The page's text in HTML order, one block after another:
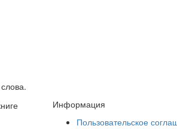
Информация
Пользовательское